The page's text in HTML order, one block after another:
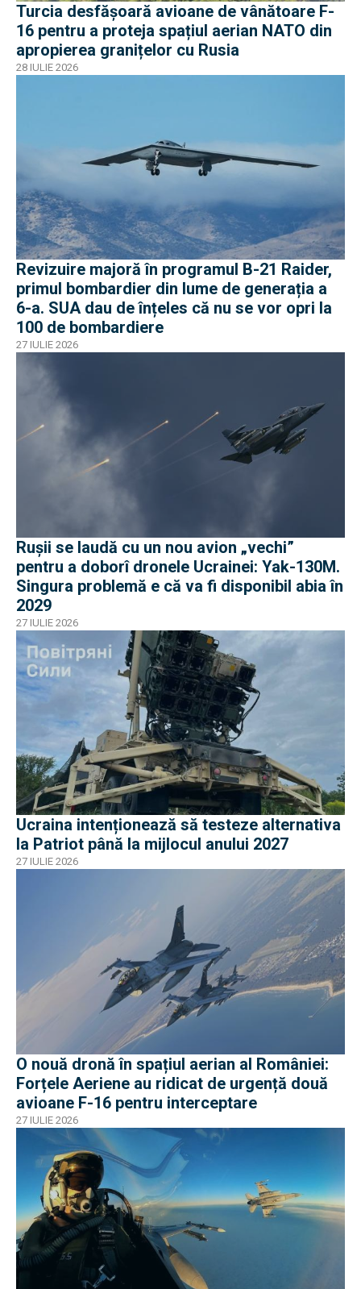
Turcia desfășoară avioane de vânătoare F-
16 pentru a proteja spațiul aerian NATO din
apropierea granițelor cu Rusia
28 IULIE 2026
Revizuire majoră în programul B-21 Raider,
primul bombardier din lume de generația a
6-a. SUA dau de înțeles că nu se vor opri la
100 de bombardiere
27 IULIE 2026
Rușii se laudă cu un nou avion „vechi”
pentru a doborî dronele Ucrainei: Yak-130M.
Singura problemă e că va fi disponibil abia în
2029
27 IULIE 2026
Ucraina intenționează să testeze alternativa
la Patriot până la mijlocul anului 2027
27 IULIE 2026
O nouă dronă în spațiul aerian al României:
Forțele Aeriene au ridicat de urgență două
avioane F-16 pentru interceptare
27 IULIE 2026